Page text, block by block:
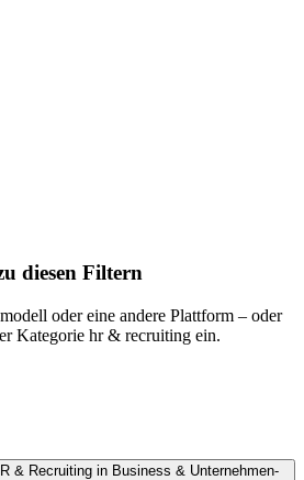
diesen Filtern
oder eine andere Plattform – oder
Kategorie hr & recruiting ein.
& Recruiting in Business & Unternehmen-